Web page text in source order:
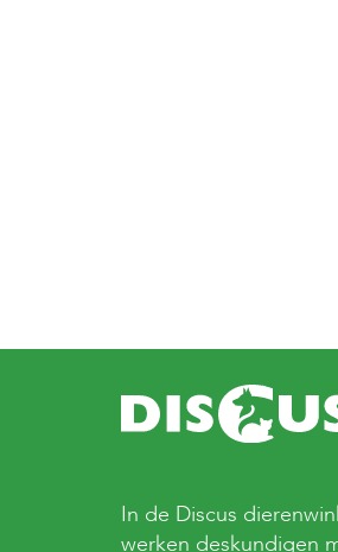
In de Discus
werken deskundigen